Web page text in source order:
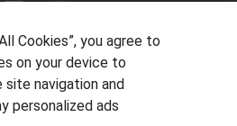
Cookies”, you agree to
on your device to
site navigation and
personalized ads